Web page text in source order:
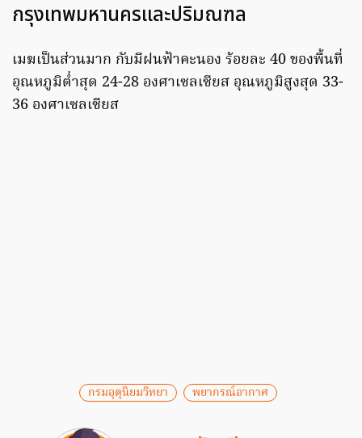
กรุงเทพมหานครและปริมณฑล
เมฆเป็นส่วนมาก กับมีฝนฟ้าคะนอง ร้อยละ 40 ของพื้นที่
อุณหภูมิต่ำสุด 24-28 องศาเซลเซียส อุณหภูมิสูงสุด 33-
36 องศาเซลเซียส
กรมอุตุนิยมวิทยา พยากรณ์อากาศ